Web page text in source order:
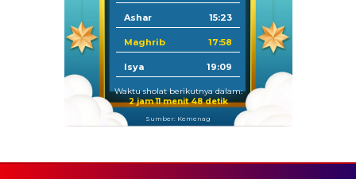
Ashar 15:23
Maghrib 17:58
Isya 19:09
Waktu sholat berikutnya dalam:
2 jam 11 menit 46 detik
Sumber: Kemenag